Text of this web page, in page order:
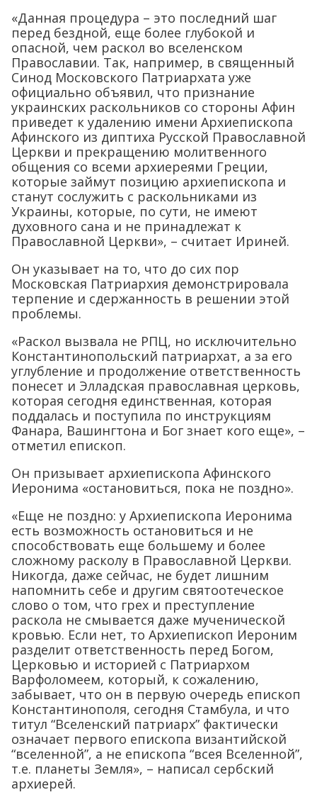
«Данная процедура – это последний шаг
перед бездной, еще более глубокой и
опасной, чем раскол во вселенском
Православии. Так, например, в священный
Синод Московского Патриархата уже
официально объявил, что признание
украинских раскольников со стороны Афин
приведет к удалению имени Архиепископа
Афинского из диптиха Русской Православной
Церкви и прекращению молитвенного
общения со всеми архиереями Греции,
которые займут позицию архиепископа и
станут сослужить с раскольниками из
Украины, которые, по сути, не имеют
духовного сана и не принадлежат к
Православной Церкви», – считает Ириней.
Он указывает на то, что до сих пор
Московская Патриархия демонстрировала
терпение и сдержанность в решении этой
проблемы.
«Раскол вызвала не РПЦ, но исключительно
Константинопольский патриархат, а за его
углубление и продолжение ответственность
понесет и Элладская православная церковь,
которая сегодня единственная, которая
поддалась и поступила по инструкциям
Фанара, Вашингтона и Бог знает кого еще», –
отметил епископ.
Он призывает архиепископа Афинского
Иеронима «остановиться, пока не поздно».
«Еще не поздно: у Архиепископа Иеронима
есть возможность остановиться и не
способствовать еще большему и более
сложному расколу в Православной Церкви.
Никогда, даже сейчас, не будет лишним
напомнить себе и другим святоотеческое
слово о том, что грех и преступление
раскола не смывается даже мученической
кровью. Если нет, то Архиепископ Иероним
разделит ответственность перед Богом,
Церковью и историей с Патриархом
Варфоломеем, который, к сожалению,
забывает, что он в первую очередь епископ
Константинополя, сегодня Стамбула, и что
титул “Вселенский патриарх” фактически
означает первого епископа византийской
“вселенной”, а не епископа “всея Вселенной”,
т.е. планеты Земля», – написал сербский
архиерей.